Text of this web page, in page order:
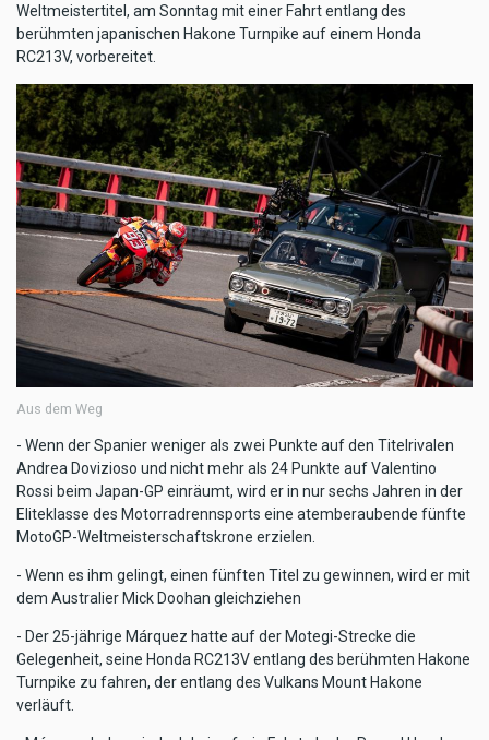
Weltmeistertitel, am Sonntag mit einer Fahrt entlang des
berühmten japanischen Hakone Turnpike auf einem Honda
RC213V, vorbereitet.
Aus dem Weg
- Wenn der Spanier weniger als zwei Punkte auf den Titelrivalen
Andrea Dovizioso und nicht mehr als 24 Punkte auf Valentino
Rossi beim Japan-GP einräumt, wird er in nur sechs Jahren in der
Eliteklasse des Motorradrennsports eine atemberaubende fünfte
MotoGP-Weltmeisterschaftskrone erzielen.
- Wenn es ihm gelingt, einen fünften Titel zu gewinnen, wird er mit
dem Australier Mick Doohan gleichziehen
- Der 25-jährige Márquez hatte auf der Motegi-Strecke die
Gelegenheit, seine Honda RC213V entlang des berühmten Hakone
Turnpike zu fahren, der entlang des Vulkans Mount Hakone
verläuft.